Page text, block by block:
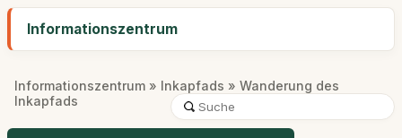
Informationszentrum
Informationszentrum » Inkapfads » Wanderung des
Inkapfads